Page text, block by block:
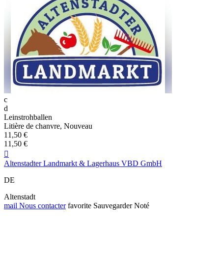
c
d
Leinstrohballen
Litière de chanvre, Nouveau
11,50 €
11,50 €

Altenstadter Landmarkt & Lagerhaus VBD GmbH
DE
Altenstadt
mail Nous contacter favorite Sauvegarder Noté